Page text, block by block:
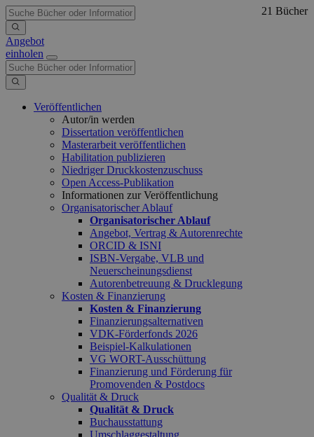
Angebot
einholen
Veröffentlichen
Autor/in werden
Dissertation veröffentlichen
Masterarbeit veröffentlichen
Habilitation publizieren
Niedriger Druckkostenzuschuss
Open Access-Publikation
Informationen zur Veröffentlichung
Organisatorischer Ablauf
Organisatorischer Ablauf
Angebot, Vertrag & Autorenrechte
ORCID & ISNI
ISBN-Vergabe, VLB und
Neuerscheinungsdienst
Autorenbetreuung & Drucklegung
Kosten & Finanzierung
Kosten & Finanzierung
Finanzierungsalternativen
VDK-Förderfonds 2026
Beispiel-Kalkulationen
VG WORT-Ausschüttung
Finanzierung und Förderung für
Promovenden & Postdocs
Qualität & Druck
Qualität & Druck
Buchausstattung
Umschlaggestaltung
21 Bücher